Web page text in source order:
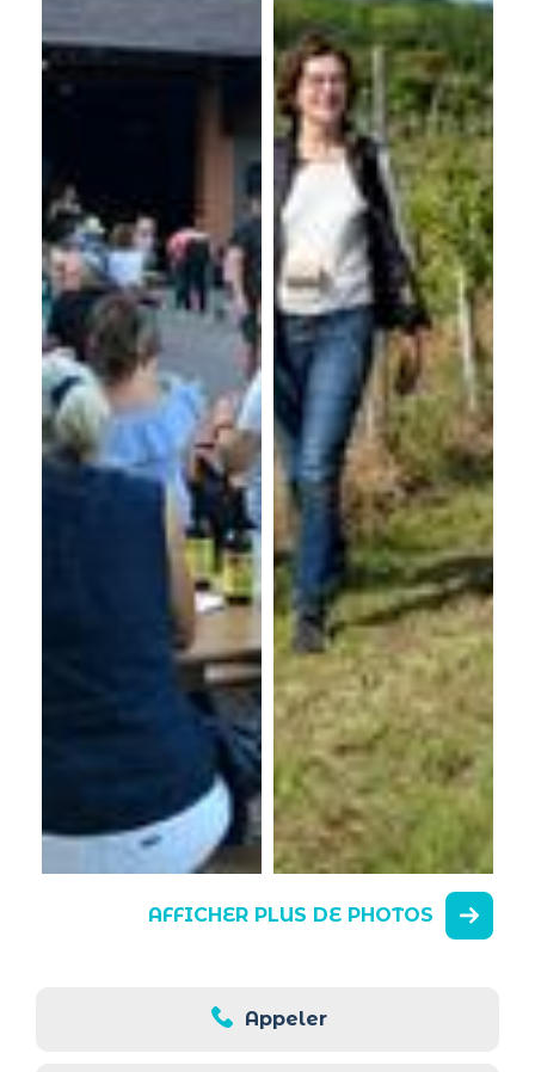
AFFICHER PLUS DE PHOTOS
Appeler